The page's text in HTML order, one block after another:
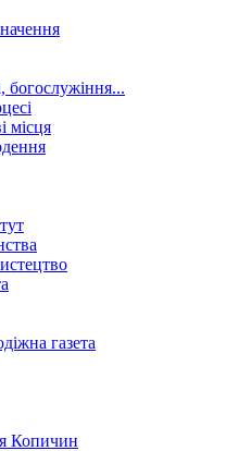
богослужіння...
місця
газета
Копичин